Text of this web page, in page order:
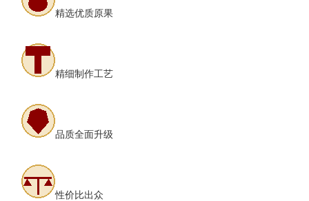
精选优质原果
精细制作工艺
品质全面升级
性价比出众